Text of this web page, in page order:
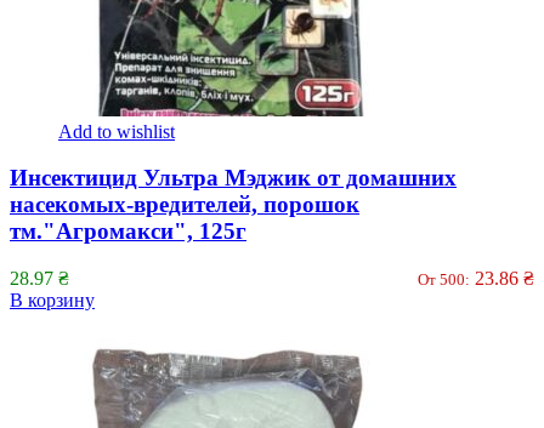
Add to wishlist
Инсектицид Ультра Мэджик от домашних
насекомых-вредителей, порошок
тм."Агромакси", 125г
28.97 ₴ От 500: 23.86 ₴
В корзину